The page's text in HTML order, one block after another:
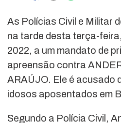
As Polícias Civil e Militar
na tarde desta terça-
2022, a um mandato de
apreensão contra
ARAÚJO. Ele é acusado
idosos aposentados em
Segundo a Polícia Civil,